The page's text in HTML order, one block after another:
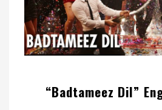
“Badtameez Dil”